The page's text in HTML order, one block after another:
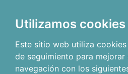
Utilizamos cookies
Este sitio web utiliza
de seguimiento para mejorar
navegación con los